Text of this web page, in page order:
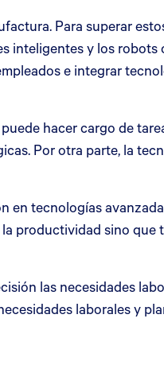
Para superar
inteligentes y los
e integrar
hacer cargo de
Por otra parte, la
tecnologías
productividad sino
las necesidades
laborales y